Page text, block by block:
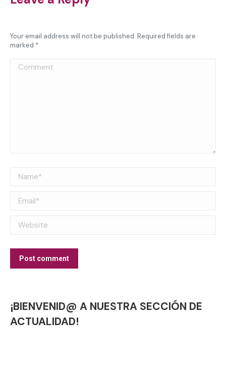
Your email address will not be published. Required fields are
marked *
Comment
Name *
Email *
Website
Post comment
¡BIENVENID@ A NUESTRA SECCIÓN DE
ACTUALIDAD!